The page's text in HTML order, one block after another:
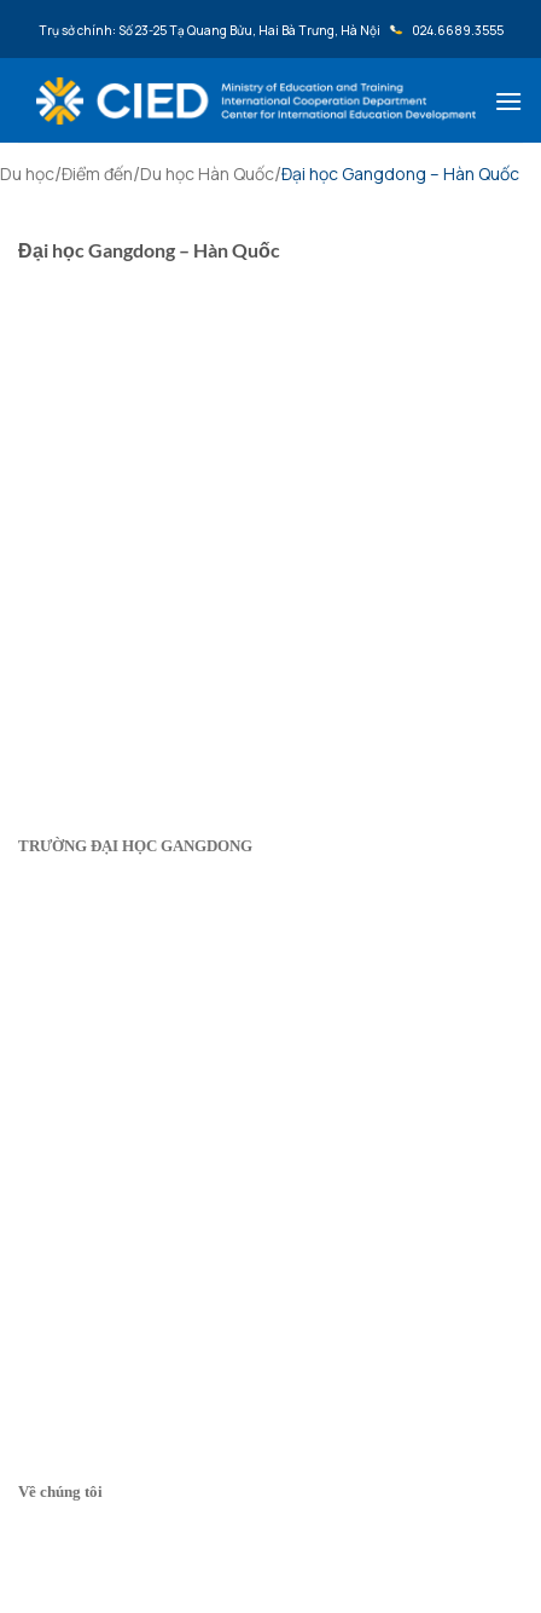
Trụ sở chính: Số 23-25 Tạ Quang Bửu, Hai Bà Trưng, Hà Nội 024.6689.3555
Du học/Điểm đến/Du học Hàn Quốc/Đại học Gangdong – Hàn Quốc
Đại học Gangdong – Hàn Quốc
TRƯỜNG ĐẠI HỌC GANGDONG
Về chúng tôi